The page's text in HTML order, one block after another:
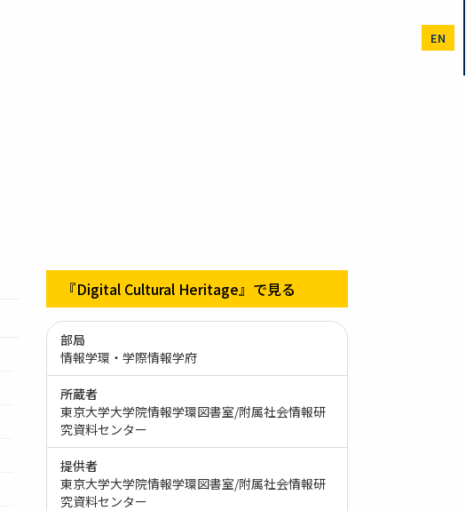
EN
『Digital Cultural Heritage』で見る
部局
情報学環・学際情報学府
所蔵者
東京大学大学院情報学環図書室/附属社会情報研
究資料センター
提供者
東京大学大学院情報学環図書室/附属社会情報研
究資料センター